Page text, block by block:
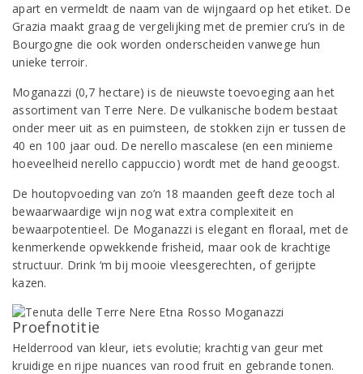
apart en vermeldt de naam van de wijngaard op het etiket. De
Grazia maakt graag de vergelijking met de premier cru’s in de
Bourgogne die ook worden onderscheiden vanwege hun
unieke terroir.
Moganazzi (0,7 hectare) is de nieuwste toevoeging aan het
assortiment van Terre Nere. De vulkanische bodem bestaat
onder meer uit as en puimsteen, de stokken zijn er tussen de
40 en 100 jaar oud. De nerello mascalese (en een minieme
hoeveelheid nerello cappuccio) wordt met de hand geoogst.
De houtopvoeding van zo’n 18 maanden geeft deze toch al
bewaarwaardige wijn nog wat extra complexiteit en
bewaarpotentieel. De Moganazzi is elegant en floraal, met de
kenmerkende opwekkende frisheid, maar ook de krachtige
structuur. Drink ‘m bij mooie vleesgerechten, of gerijpte
kazen.
Proefnotitie
Helderrood van kleur, iets evolutie; krachtig van geur met
kruidige en rijpe nuances van rood fruit en gebrande tonen.